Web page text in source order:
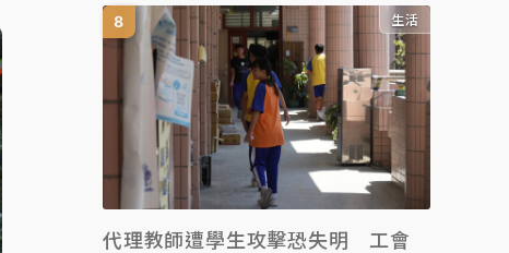
生活
代理教師遭學生攻擊恐失明 工會